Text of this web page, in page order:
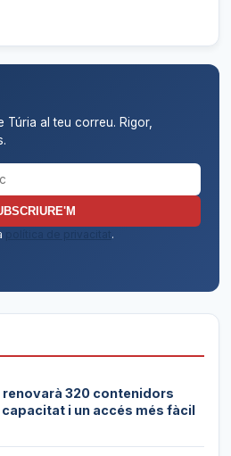
Túria al teu correu. Rigor,
política de privacitat.
320 contenidors
i un accés més fàcil